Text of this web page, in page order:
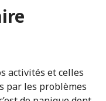
activités et celles
par les problèmes